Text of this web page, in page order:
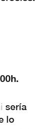
sería
lo